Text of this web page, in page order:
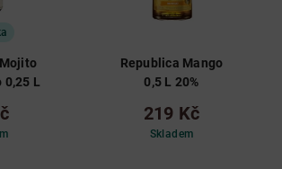
0,25 L
Republica Mango
0,5 L 20%
219 Kč
Skladem